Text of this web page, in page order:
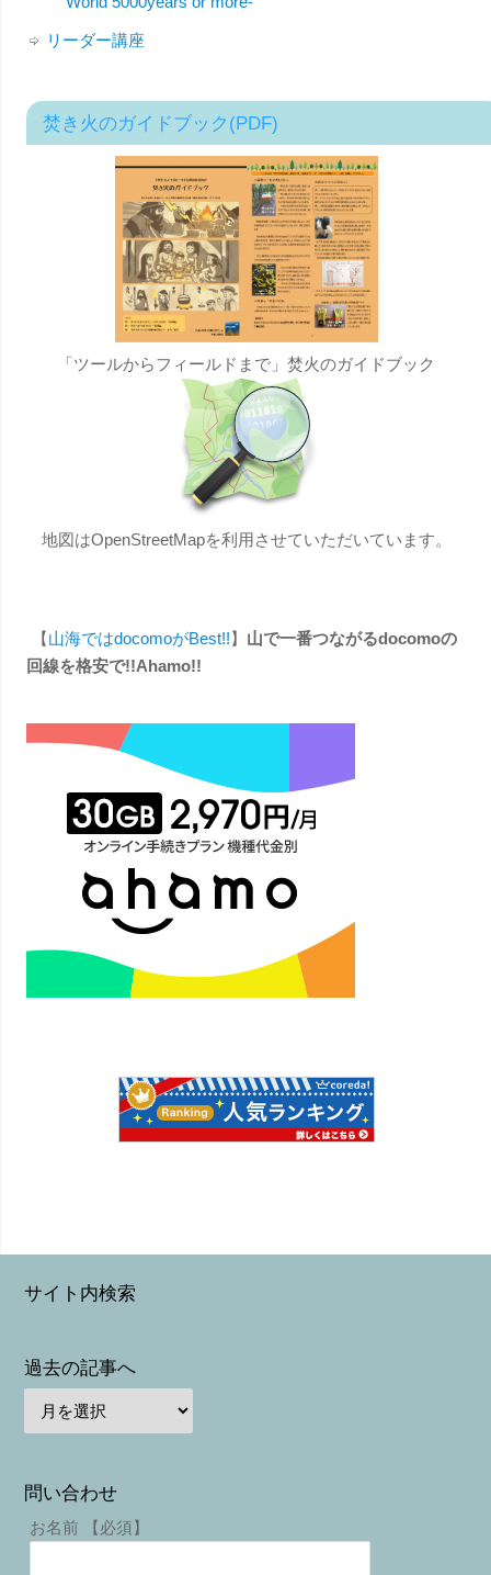
リーダー講座
焚き火のガイドブック(PDF)
「ツールからフィールドまで」焚火のガイドブック
地図はOpenStreetMapを利用させていただいています。
【山海ではdocomoがBest!!】 山で一番つながるdocomoの
回線を格安で!!Ahamo!!
サイト内検索
過去の記事へ
問い合わせ
お名前 【必須】